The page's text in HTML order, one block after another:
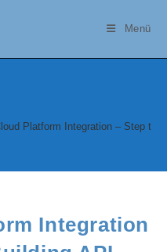
Menü
Platform Integration – Step
Integration